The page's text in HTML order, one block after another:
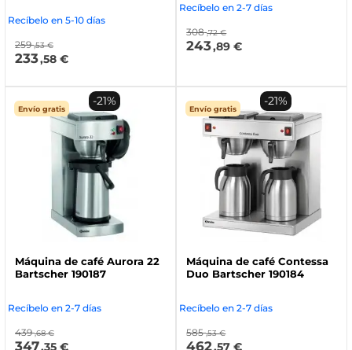
Recíbelo en 5-10 días
259 ,53 €
233,58 €
Recíbelo en 2-7 días
308 ,72 €
243,89 €
Envío gratis
Máquina de café Aurora 22
Bartscher 190187
Recíbelo en 2-7 días
439 ,68 €
347,35 €
-21%
Envío gratis
Máquina de café Contessa
Duo Bartscher 190184
Recíbelo en 2-7 días
585 ,53 €
462,57 €
-21%